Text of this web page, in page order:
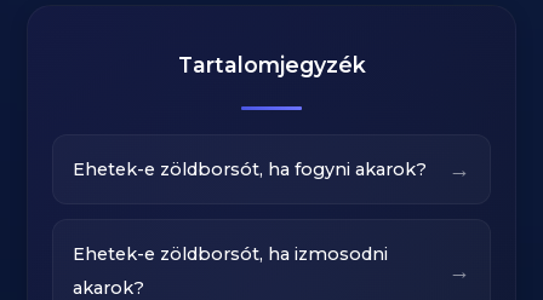
Tartalomjegyzék
Ehetek-e zöldborsót, ha fogyni akarok? →
Ehetek-e zöldborsót, ha izmosodni
akarok?
→